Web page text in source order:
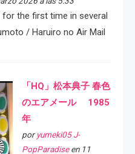
for the first time in several
/ Haruiro no Air Mail
「HQ」松本典子 春色
のエアメール 1985
年
por yumeki05 J-
PopParadiseen 11